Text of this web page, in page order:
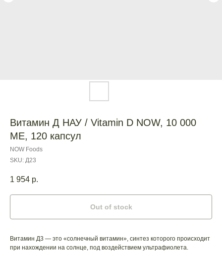
Витамин Д НАУ / Vitamin D NOW, 10 000
МЕ, 120 капсул
NOW Foods
SKU: Д23
1 954 р.
Out of stock
Витамин Д3 — это «солнечный витамин», синтез которого происходит
при нахождении на солнце, под воздействием ультрафиолета.